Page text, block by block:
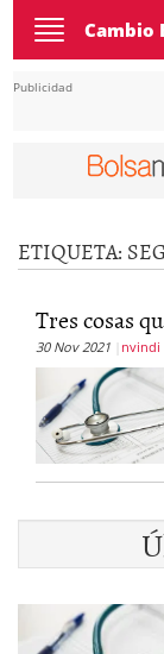
Toggle
navigation
Cambio
Publicidad
ETIQUETA:
Tres cosas
30 Nov 2021 nvindi